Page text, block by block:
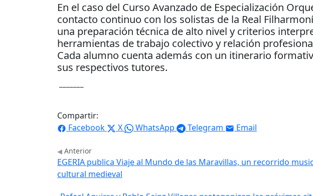
En el caso del Curso Avanzado de Especialización
contacto continuo con los solistas de la Real
una preparación técnica de alto nivel y criterios
herramientas de trabajo colectivo y relación
Cada alumno cuenta además con un itinerario
sus respectivos tutores.
Compartir:
Facebook
X WhatsApp Telegram Email
Anterior
EGERIA publica Viaje al Mundo de las Maravillas, un recorrido
cultural medieval